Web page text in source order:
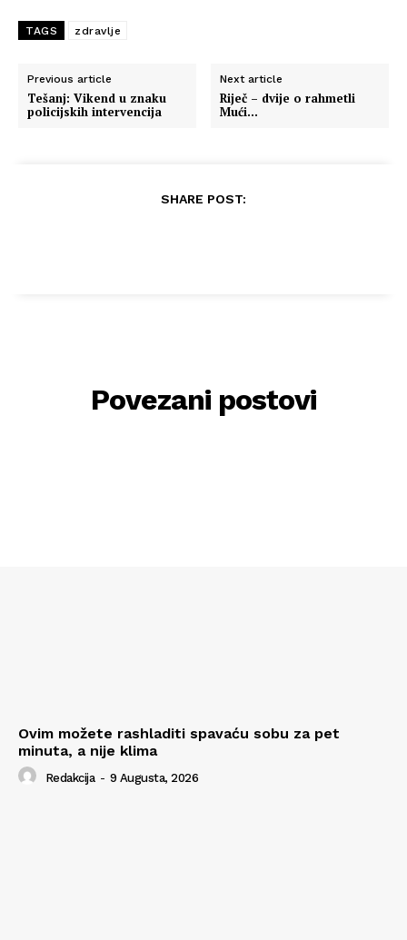
TAGS zdravlje
Previous article
Tešanj: Vikend u znaku
policijskih intervencija
Next article
Riječ – dvije o rahmetli
Mući…
SHARE POST:
Povezani postovi
Ovim možete rashladiti spavaću sobu za pet
minuta, a nije klima
Redakcija - 9 Augusta, 2026